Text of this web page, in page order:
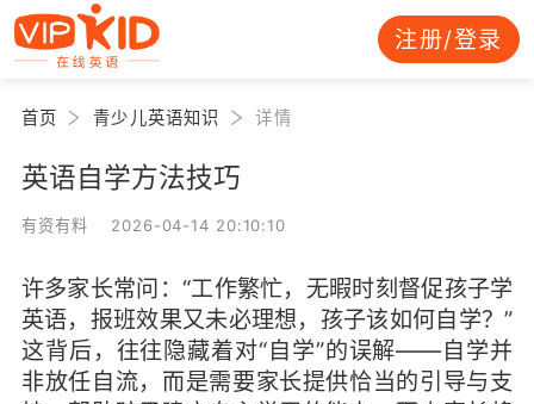
注册/登录
首页 青少儿英语知识 详情
英语自学方法技巧
有资有料 2026-04-14 20:10:10
许多家长常问：“工作繁忙，无暇时刻督促孩子学
英语，报班效果又未必理想，孩子该如何自学？”
这背后，往往隐藏着对“自学”的误解——自学并
非放任自流，而是需要家长提供恰当的引导与支